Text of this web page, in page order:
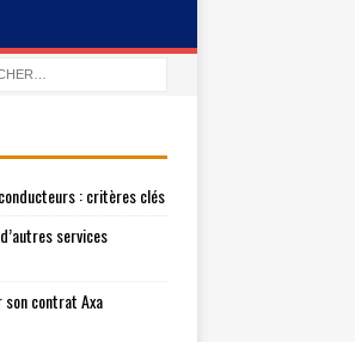
: critères clés
services
contrat Axa